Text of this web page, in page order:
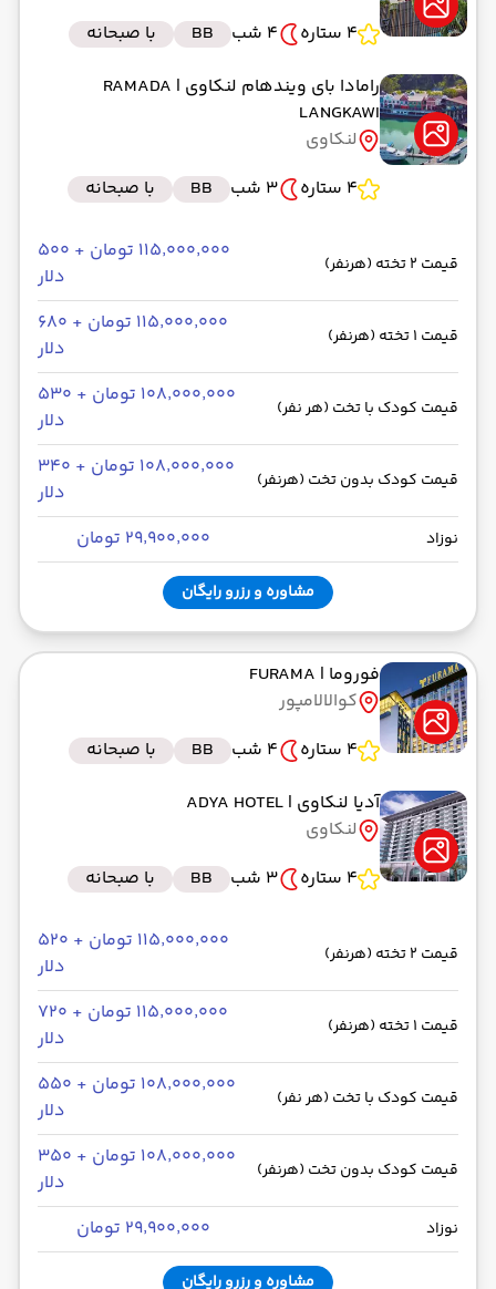
4 ستاره
4 شب BB
با صبحانه
رامادا بای ویندهام لنکاوی | RAMADA
LANGKAWI
لنکاوی
4 ستاره
3 شب BB با صبحانه
قیمت 2 تخته (هرنفر)
۱۱۵٬۰۰۰٬۰۰۰ تومان + ۵۰۰
دلار
قیمت 1 تخته (هرنفر)
۱۱۵٬۰۰۰٬۰۰۰ تومان + ۶۸۰
دلار
قیمت کودک با تخت (هر نفر)
۱۰۸٬۰۰۰٬۰۰۰ تومان + ۵۳۰
دلار
قیمت کودک بدون تخت (هرنفر)
۱۰۸٬۰۰۰٬۰۰۰ تومان + ۳۴۰
دلار
نوزاد ۲۹٬۹۰۰٬۰۰۰ تومان
مشاوره و رزرو رایگان
فوروما | FURAMA
کوالالامپور
4 ستاره
4 شب BB
با صبحانه
آدیا لنکاوی | ADYA HOTEL
لنکاوی
4 ستاره
3 شب BB با صبحانه
قیمت 2 تخته (هرنفر)
۱۱۵٬۰۰۰٬۰۰۰ تومان + ۵۲۰
دلار
قیمت 1 تخته (هرنفر)
۱۱۵٬۰۰۰٬۰۰۰ تومان + ۷۲۰
دلار
قیمت کودک با تخت (هر نفر)
۱۰۸٬۰۰۰٬۰۰۰ تومان + ۵۵۰
دلار
قیمت کودک بدون تخت (هرنفر)
۱۰۸٬۰۰۰٬۰۰۰ تومان + ۳۵۰
دلار
نوزاد ۲۹٬۹۰۰٬۰۰۰ تومان
مشاوره و رزرو رایگان